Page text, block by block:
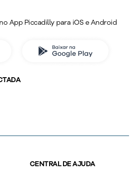
App Piccadilly para iOS e Android
CENTRAL DE AJUDA